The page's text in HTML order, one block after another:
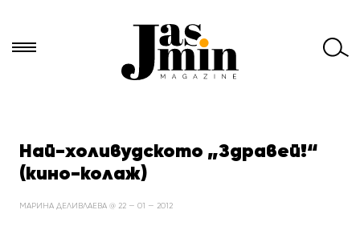
за:Най-холивудското „Здравей!“
(кино-колаж)
МАРИНА ДЕЛИВЛАЕВА @ 22 — 01 — 2012